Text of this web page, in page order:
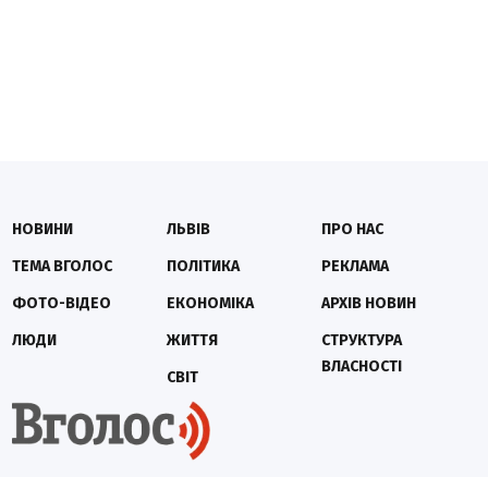
НОВИНИ
ТЕМА ВГОЛОС
ФОТО-ВІДЕО
ЛЮДИ
ЛЬВІВ
ПОЛІТИКА
ЕКОНОМІКА
ЖИТТЯ
СВІТ
ПРО НАС
РЕКЛАМА
АРХІВ НОВИН
СТРУКТУРА
ВЛАСНОСТІ